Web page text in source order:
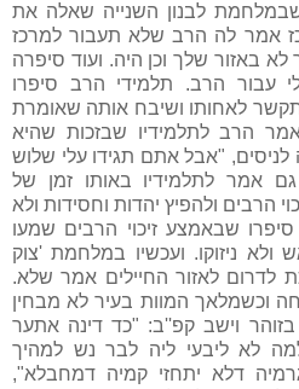
לבנון השנייה שאלה את
אמר לה הרב שלא תעבור למרכז
באזור שלך וכן היה. ועוד סיפרה
עבור הרב. תלמידי הרב סיפרו
לאחותו ושיבח אותה שאומרת
הרב לתלמידיו שבזכות שהיא
לניסים, "אבל אתם תגידו עלי שלוש
אמר לתלמידיו באותו זמן של
הרבים ולהפיץ יהדות וחסידות ולא
שבאמצע זיכוי הרבים שמעו
ניזוקו. ועכשיו במלחמת 'צוק
לדרום לאזור החיילים אמר שלא.
וכשמלאך המוות בעיר לא מבחין
וישב קפ''ב: "כד דינה אתער
לא ליבעי ליה לבר נש למהיך
דלא יתחזי קמיה דמחבלא",